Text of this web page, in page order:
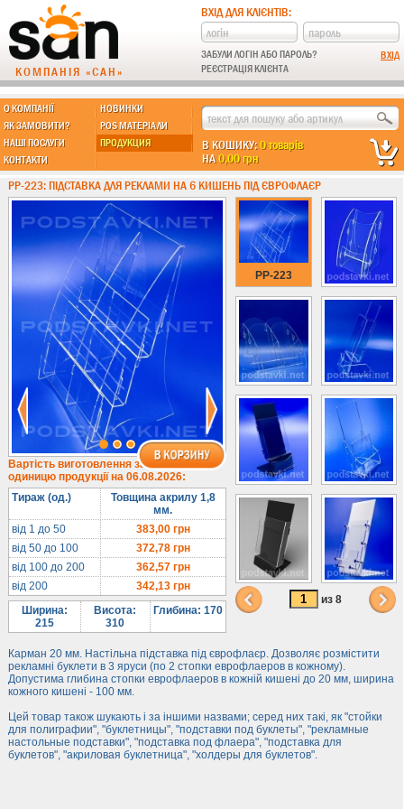
КОМПАНІЯ «САН»
ВХІД ДЛЯ КЛІЄНТІВ:
ЗАБУЛИ ЛОГІН АБО ПАРОЛЬ?
РЕЄСТРАЦІЯ КЛІЄНТА
О КОМПАНІЇ
НОВИНКИ
ЯК ЗАМОВИТИ?
POS МАТЕРІАЛИ
НАШІ ПОСЛУГИ
ПРОДУКЦИЯ
КОНТАКТИ
В КОШИКУ:0 товарів
НА0,00 грн
МЫ ДЕЛАЕМ:
Підставки із пластику
Новинки !!!
Різні підставки
Під поліграфію
Кишені
А4 формат
А5 формат
А6 формат
А3 формат
1/3 формату А4
Комбіновані
Навісні кишені
Менюхолдери
Під мобільні
Під біжутерію
Гірки та подіуми
Під косметику
Під солодке
Для хот-догів
Лототрони
Ящики з акрилу
Цінники
Засоби захисту
Інформ. стенди
PP-223: ПІДСТАВКА ДЛЯ РЕКЛАМИ НА 6 КИШЕНЬ ПІД ЄВРОФЛАЄР
Вартість виготовлення за
одиницю продукції на 06.08.2026:
Тираж (од.)
Товщина акрилу 1,8
мм.
від 1 до 50
383,00грн
від 50 до 100
372,78грн
від 100 до 200
362,57грн
від 200
342,13грн
Ширина:
215
Висота:
310
Глибина: 170
Карман 20 мм. Настільна підставка під єврофлаєр. Дозволяє розмістити
рекламні буклети в 3 яруси (по 2 стопки еврофлаеров в кожному).
Допустима глибина стопки еврофлаеров в кожній кишені до 20 мм, ширина
кожного кишені - 100 мм.
Цей товар також шукають і за іншими назвами; серед них такі, як "стойки
для полиграфии", "буклетницы", "подставки под буклеты", "рекламные
настольные подставки", "подставка под флаера", "подставка для
буклетов", "акриловая буклетница", "холдеры для буклетов".
PP-223
из 8